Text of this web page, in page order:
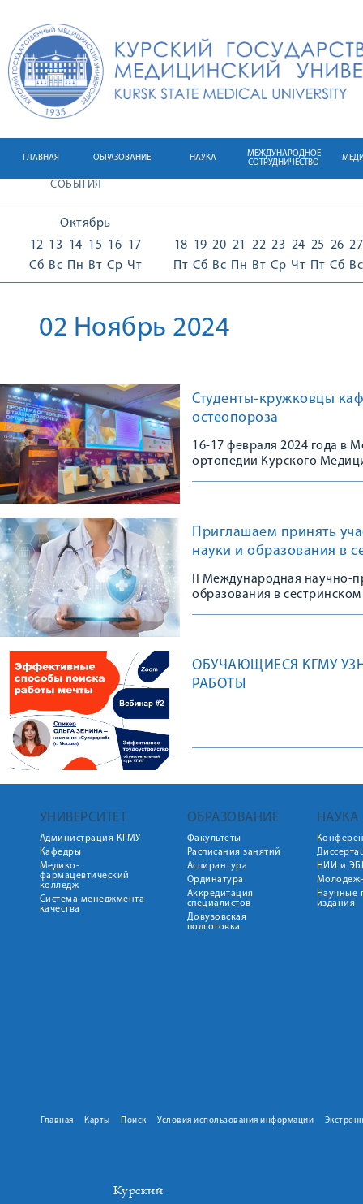
ГЛАВНАЯ ОБРАЗОВАНИЕ НАУКА
МЕЖДУНАРОДНОЕ
СОТРУДНИЧЕСТВО
СОБЫТИЯ
Октябрь
12
Сб
13
Вс
14
Пн
15
Вт
16
Ср
17
Чт
18
Пт
19
Сб
20
Вс
21
Пн
22
Вт
23
Ср
24
Чт
25
Пт
26
Сб
27
Вс
02 Ноябрь 2024
Студенты-кружковцы
остеопороза
16-17 февраля 2024 года в
ортопедии Курского
Приглашаем принять
науки и образования в
II Международная научно-
образования в
ОБУЧАЮЩИЕСЯ КГМУ
РАБОТЫ
УНИВЕРСИТЕТ
Администрация КГМУ
Кафедры
Медико-
фармацевтический
колледж
Система менеджмента
качества
ОБРАЗОВАНИЕ
Факультеты
Расписания занятий
Аспирантура
Ординатура
Аккредитация
специалистов
Довузовская
подготовка
НАУКА
НИИ и
Научные
издания
Главная Карты Поиск Условия использования информации
Курский